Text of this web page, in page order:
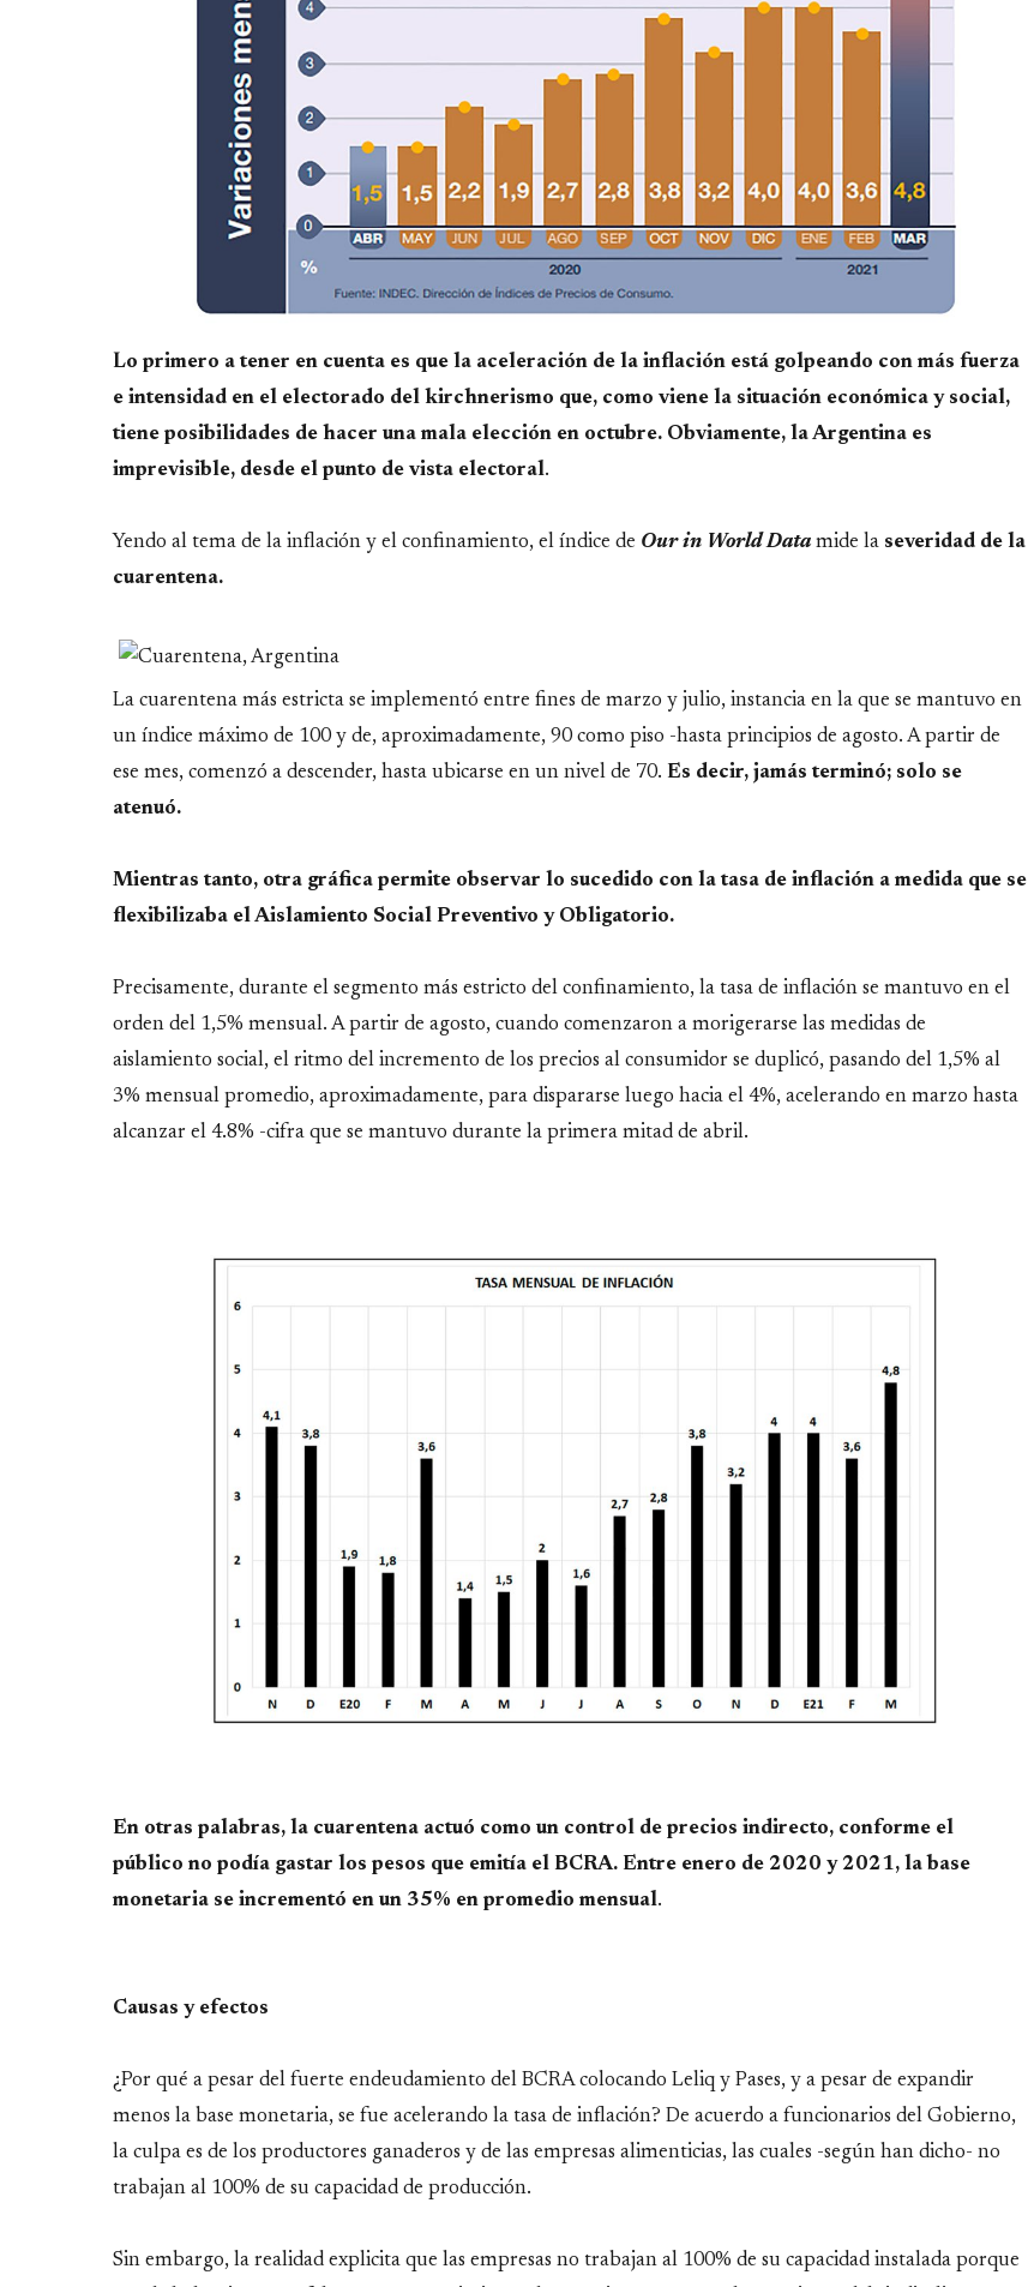
Lo primero a tener en cuenta es que la aceleración de la inflación está golpeando con más fuerza
e intensidad en el electorado del kirchnerismo que, como viene la situación económica y social,
tiene posibilidades de hacer una mala elección en octubre. Obviamente, la Argentina es
imprevisible, desde el punto de vista electoral.
Yendo al tema de la inflación y el confinamiento, el índice de Our in World Data mide la severidad de la
cuarentena.
La cuarentena más estricta se implementó entre fines de marzo y julio, instancia en la que se mantuvo en
un índice máximo de 100 y de, aproximadamente, 90 como piso -hasta principios de agosto. A partir de
ese mes, comenzó a descender, hasta ubicarse en un nivel de 70. Es decir, jamás terminó; solo se
atenuó.
Mientras tanto, otra gráfica permite observar lo sucedido con la tasa de inflación a medida que se
flexibilizaba el Aislamiento Social Preventivo y Obligatorio.
Precisamente, durante el segmento más estricto del confinamiento, la tasa de inflación se mantuvo en el
orden del 1,5% mensual. A partir de agosto, cuando comenzaron a morigerarse las medidas de
aislamiento social, el ritmo del incremento de los precios al consumidor se duplicó, pasando del 1,5% al
3% mensual promedio, aproximadamente, para dispararse luego hacia el 4%, acelerando en marzo hasta
alcanzar el 4.8% -cifra que se mantuvo durante la primera mitad de abril.
En otras palabras, la cuarentena actuó como un control de precios indirecto, conforme el
público no podía gastar los pesos que emitía el BCRA. Entre enero de 2020 y 2021, la base
monetaria se incrementó en un 35% en promedio mensual.
Causas y efectos
¿Por qué a pesar del fuerte endeudamiento del BCRA colocando Leliq y Pases, y a pesar de expandir
menos la base monetaria, se fue acelerando la tasa de inflación? De acuerdo a funcionarios del Gobierno,
la culpa es de los productores ganaderos y de las empresas alimenticias, las cuales -según han dicho- no
trabajan al 100% de su capacidad de producción.
Sin embargo, la realidad explicita que las empresas no trabajan al 100% de su capacidad instalada porque